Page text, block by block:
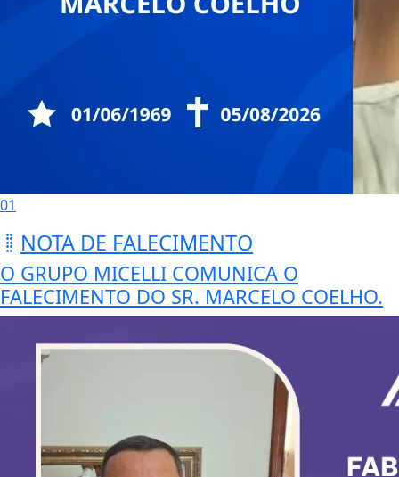
01
NOTA DE FALECIMENTO
O GRUPO MICELLI COMUNICA O
FALECIMENTO DO SR. MARCELO COELHO.